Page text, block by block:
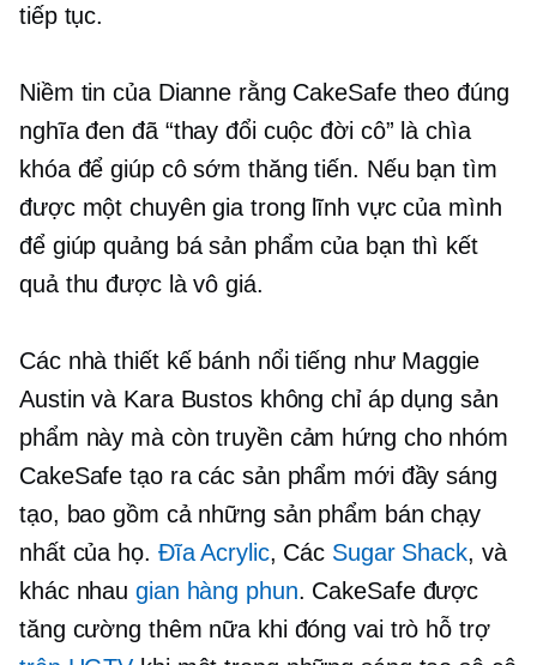
tiếp tục.
Niềm tin của Dianne rằng CakeSafe theo đúng
nghĩa đen đã “thay đổi cuộc đời cô” là chìa
khóa để giúp cô sớm thăng tiến. Nếu bạn tìm
được một chuyên gia trong lĩnh vực của mình
để giúp quảng bá sản phẩm của bạn thì kết
quả thu được là vô giá.
Các nhà thiết kế bánh nổi tiếng như Maggie
Austin và Kara Bustos không chỉ áp dụng sản
phẩm này mà còn truyền cảm hứng cho nhóm
CakeSafe tạo ra các sản phẩm mới đầy sáng
tạo, bao gồm cả những sản phẩm bán chạy
nhất của họ. Đĩa Acrylic, Các Sugar Shack, và
khác nhaugian hàng phun. CakeSafe được
tăng cường thêm nữa khi đóng vai trò hỗ trợ